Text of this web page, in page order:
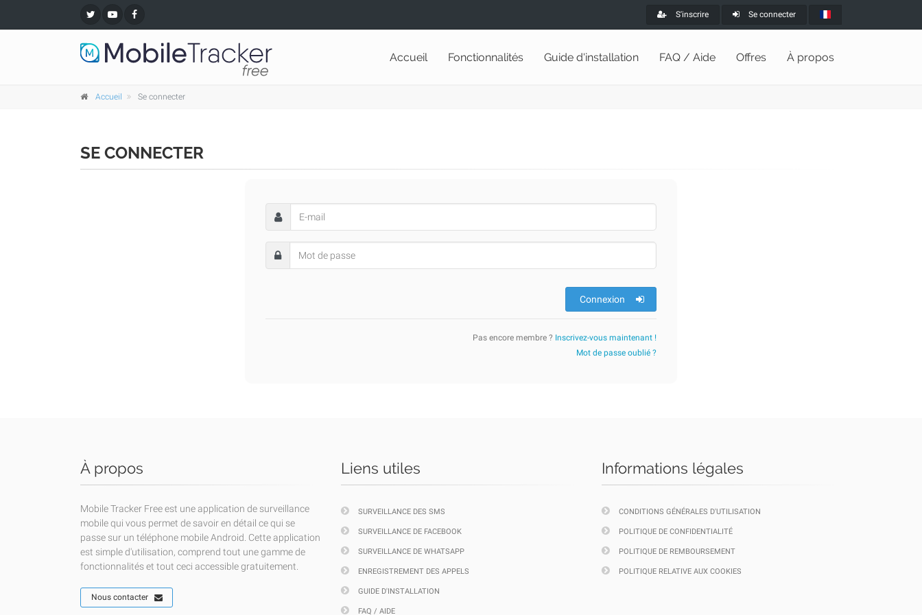
S'inscrire Se connecter
Accueil Fonctionnalités Guide d'installation FAQ / Aide Offres À propos
Accueil Se connecter
SE CONNECTER
Connexion
Pas encore membre ? Inscrivez-vous maintenant !
Mot de passe oublié ?
À propos
Mobile Tracker Free est une application de surveillance
mobile qui vous permet de savoir en détail ce qui se
passe sur un téléphone mobile Android. Cette application
est simple d'utilisation, comprend tout une gamme de
fonctionnalités et tout ceci accessible gratuitement.
Nous contacter
Liens utiles
SURVEILLANCE DES SMS
SURVEILLANCE DE FACEBOOK
SURVEILLANCE DE WHATSAPP
ENREGISTREMENT DES APPELS
GUIDE D'INSTALLATION
FAQ / AIDE
Informations légales
CONDITIONS GÉNÉRALES D'UTILISATION
POLITIQUE DE CONFIDENTIALITÉ
POLITIQUE DE REMBOURSEMENT
POLITIQUE RELATIVE AUX COOKIES